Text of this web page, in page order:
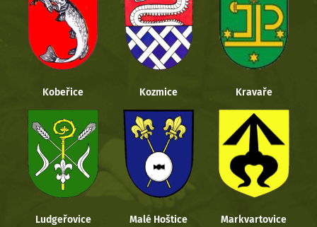
Kobeřice Kozmice Kravaře
Ludgeřovice Malé Hoštice Markvartovice